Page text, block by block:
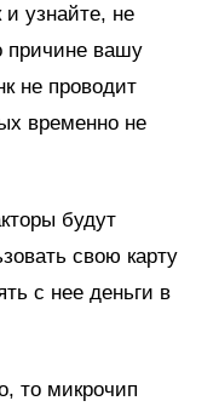
узнайте, не
причине вашу
не проводит
временно не
будут
свою карту
с нее деньги в
то микрочип